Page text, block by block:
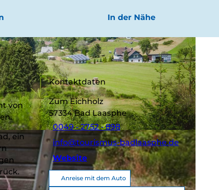
In der Nähe
von
ein
Kontaktdaten
Zum Eichholz
57334Bad Laasphe
0049 - 2752 - 898
info@tourismus-badlaasphe.de
Website
Anreise mit dem Auto